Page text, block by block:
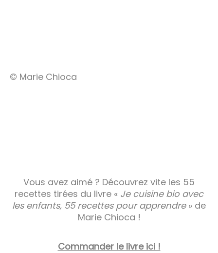
© Marie Chioca
Vous avez aimé ? Découvrez vite les 55
recettes tirées du livre « Je cuisine bio avec
les enfants, 55 recettes pour apprendre» de
Marie Chioca !
Commander le livre ici !